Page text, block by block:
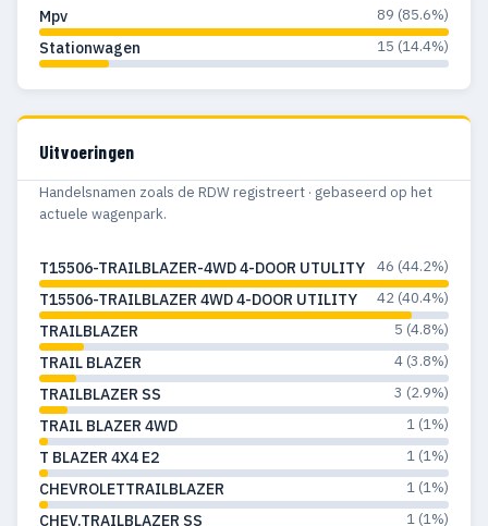
Mpv 89 (85.6%)
Stationwagen 15 (14.4%)
Uitvoeringen
Handelsnamen zoals de RDW registreert · gebaseerd op het
actuele wagenpark.
T15506-TRAILBLAZER-4WD 4-DOOR UTULITY 46 (44.2%)
T15506-TRAILBLAZER 4WD 4-DOOR UTILITY 42 (40.4%)
TRAILBLAZER 5 (4.8%)
TRAIL BLAZER 4 (3.8%)
TRAILBLAZER SS 3 (2.9%)
TRAIL BLAZER 4WD 1 (1%)
T BLAZER 4X4 E2 1 (1%)
CHEVROLETTRAILBLAZER 1 (1%)
CHEV.TRAILBLAZER SS 1 (1%)